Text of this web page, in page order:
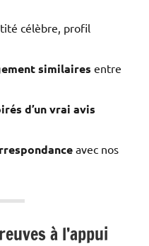
célèbre, profil
similaires entre
d’un vrai avis
avec nos
à l’appui